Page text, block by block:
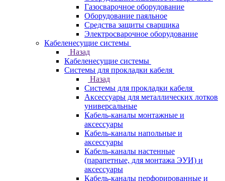
Газосварочное оборудование
Оборудование паяльное
Средства защиты сварщика
Электросварочное оборудование
Кабеленесущие системы
Назад
Кабеленесущие системы
Системы для прокладки кабеля
Назад
Системы для прокладки кабеля
Аксессуары для металлических лотков
универсальные
Кабель-каналы монтажные и
аксессуары
Кабель-каналы напольные и
аксессуары
Кабель-каналы настенные
(парапетные, для монтажа ЭУИ) и
аксессуары
Кабель-каналы перфорированные и